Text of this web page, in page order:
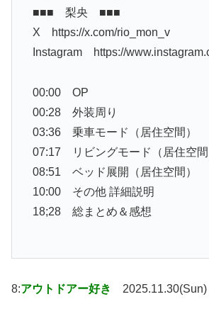
■■■ 梨央 ■■■
X https://x.com/rio_mon_v
Instagram https://
00:00 OP
00:28 外装周り
03:36 乗車モード（居住空間）
07:17 リビングモード（居住空間
08:51 ベッド展開（居住空間）
10:00 その他 詳細説明
18;28 総まとめ＆感想
8:アウトドアー好き 2025.11.30(Sun)